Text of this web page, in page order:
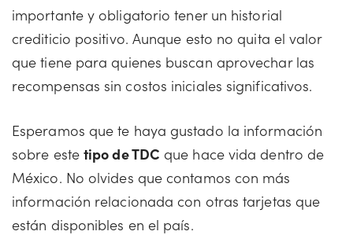
importante y obligatorio tener un historial
crediticio positivo. Aunque esto no quita el valor
que tiene para quienes buscan aprovechar las
recompensas sin costos iniciales significativos.
Esperamos que te haya gustado la información
sobre este tipo de TDC que hace vida dentro de
México. No olvides que contamos con más
información relacionada con otras tarjetas que
están disponibles en el país.